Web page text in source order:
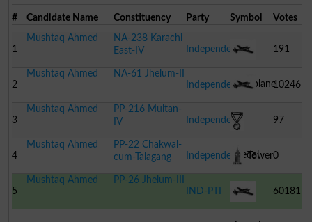
# Candidate Name Constituency Party Symbol Votes
1
Mushtaq Ahmed
NA-238 Karachi
East-IV
Independent
Aeroplane
191
2
Mushtaq Ahmed
NA-61 Jhelum-II
Independent
Aeroplane
10246
3
Mushtaq Ahmed
PP-216 Multan-
IV
Independent
Medal
97
4
Mushtaq Ahmed
PP-22 Chakwal-
cum-Talagang
Independent Tower0
5
Mushtaq Ahmed
PP-26 Jhelum-III
IND-PTI
60181